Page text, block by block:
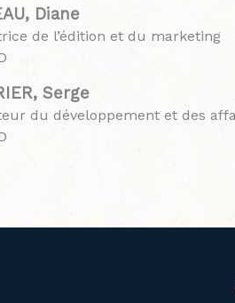
Diane
de l’édition et du marketing
Serge
du développement et des